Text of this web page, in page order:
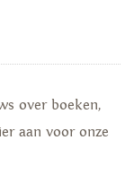
over boeken,
aan voor onze